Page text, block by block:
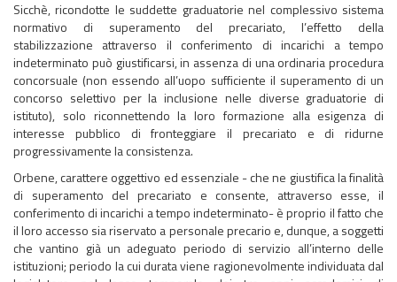
Sicchè, ricondotte le suddette graduatorie nel complessivo sistema
normativo di superamento del precariato, l’effetto della
stabilizzazione attraverso il conferimento di incarichi a tempo
indeterminato può giustificarsi, in assenza di una ordinaria procedura
concorsuale (non essendo all’uopo sufficiente il superamento di un
concorso selettivo per la inclusione nelle diverse graduatorie di
istituto), solo riconnettendo la loro formazione alla esigenza di
interesse pubblico di fronteggiare il precariato e di ridurne
progressivamente la consistenza.
Orbene, carattere oggettivo ed essenziale - che ne giustifica la finalità
di superamento del precariato e consente, attraverso esse, il
conferimento di incarichi a tempo indeterminato- è proprio il fatto che
il loro accesso sia riservato a personale precario e, dunque, a soggetti
che vantino già un adeguato periodo di servizio all’interno delle
istituzioni; periodo la cui durata viene ragionevolmente individuata dal